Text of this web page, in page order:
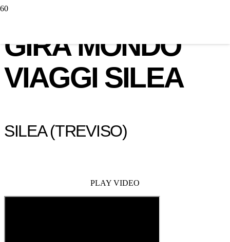
GIRA MONDO
VIAGGI SILEA
SILEA (TREVISO)
PLAY VIDEO